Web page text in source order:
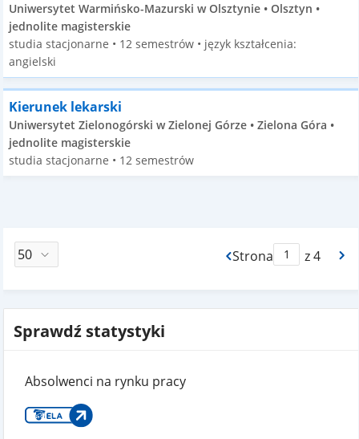
Uniwersytet Warmińsko-Mazurski w Olsztynie • Olsztyn •
jednolite magisterskie
studia stacjonarne • 12 semestrów • język kształcenia:
angielski
Kierunek lekarski
Uniwersytet Zielonogórski w Zielonej Górze • Zielona Góra •
jednolite magisterskie
studia stacjonarne • 12 semestrów
Strona
Max Stronaz 4
Sprawdź statystyki
Absolwenci na rynku pracy